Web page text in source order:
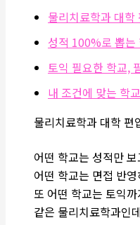
물리치료학과 대학
성적 100%로 뽑는
토익 필요한 학교,
내 조건에 맞는 학
물리치료학과 대학 편
어떤 학교는 성적만 보
어떤 학교는 면접 반영
또 어떤 학교는 토익까
같은 물리치료학과인